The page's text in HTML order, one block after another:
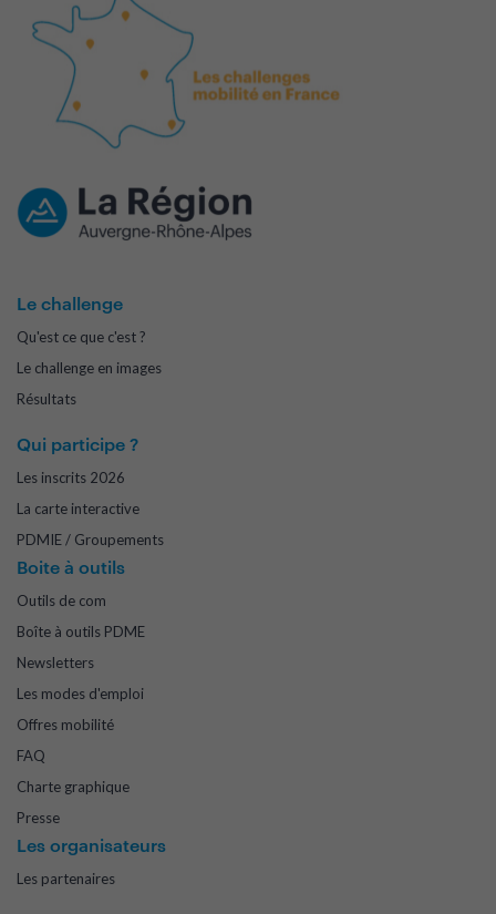
Le challenge
Qu'est ce que c'est ?
Le challenge en images
Résultats
Qui participe ?
Les inscrits 2026
La carte interactive
PDMIE / Groupements
Boite à outils
Outils de com
Boîte à outils PDME
Newsletters
Les modes d'emploi
Offres mobilité
FAQ
Charte graphique
Presse
Les organisateurs
Les partenaires